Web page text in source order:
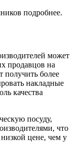
подробнее.
может
продавцов на
получить более
накладные
качества
посуду,
что
цене, чем у